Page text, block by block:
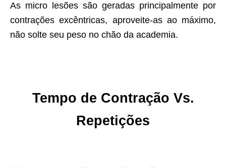
As micro lesões são geradas principalmente por
contrações excêntricas, aproveite-as ao máximo,
não solte seu peso no chão da academia.
Tempo de Contração Vs.
Repetições